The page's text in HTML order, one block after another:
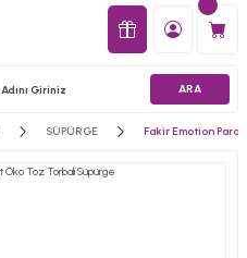
ARA
SÜPÜRGE Fakir Emotion